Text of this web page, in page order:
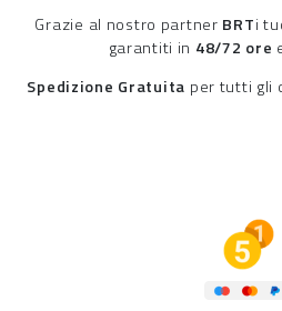
Grazie al nostro partner BRTi
garantiti in 48/72 ore
Spedizione Gratuita per tutti gli